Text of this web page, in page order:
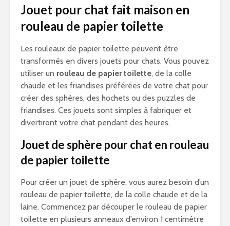
Jouet pour chat fait maison en
rouleau de papier toilette
Les rouleaux de papier toilette peuvent être
transformés en divers jouets pour chats. Vous pouvez
utiliser un rouleau de papier toilette, de la colle
chaude et les friandises préférées de votre chat pour
créer des sphères, des hochets ou des puzzles de
friandises. Ces jouets sont simples à fabriquer et
divertiront votre chat pendant des heures.
Jouet de sphère pour chat en rouleau
de papier toilette
Pour créer un jouet de sphère, vous aurez besoin d’un
rouleau de papier toilette, de la colle chaude et de la
laine. Commencez par découper le rouleau de papier
toilette en plusieurs anneaux d’environ 1 centimètre